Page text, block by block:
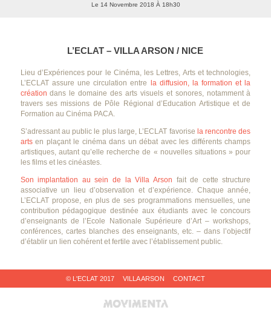
L’ECLAT – VILLA ARSON / NICE
Lieu d’Expériences pour le Cinéma, les Lettres, Arts et technologies,
L’ECLAT assure une circulation entre
la diffusion, la formation et la
création dans le domaine des arts visuels et sonores, notamment à
travers ses missions de Pôle Régional d’Education Artistique et de
Formation au Cinéma PACA.
S’adressant au public le plus large, L’ECLAT favorise la rencontre des
artsen plaçant le cinéma dans un débat avec les différents champs
artistiques, autant qu’elle recherche de « nouvelles situations » pour
les films et les cinéastes.
Son implantation au sein de la Villa Arson fait de cette structure
associative un lieu d’observation et d’expérience. Chaque année,
L’ECLAT propose, en plus de ses programmations mensuelles, une
contribution pédagogique destinée aux étudiants avec le concours
d’enseignants de l’Ecole Nationale Supérieure d’Art – workshops,
conférences, cartes blanches des enseignants, etc. – dans l’objectif
d’établir un lien cohérent et fertile avec l’établissement public.
Le 14 Novembre 2018 À 18h30
© L'ECLAT 2017 VILLA ARSON CONTACT